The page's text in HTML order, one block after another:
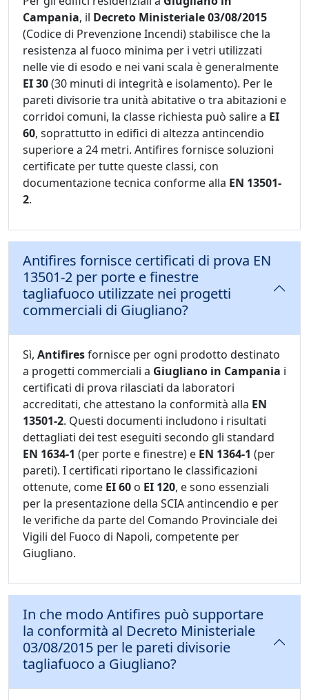
Campania, il Decreto Ministeriale 03/08/2015
(Codice di Prevenzione Incendi) stabilisce che la
resistenza al fuoco minima per i vetri utilizzati
nelle vie di esodo e nei vani scala è generalmente
EI 30(30 minuti di integrità e isolamento). Per le
pareti divisorie tra unità abitative o tra abitazioni e
corridoi comuni, la classe richiesta può salire a EI
60, soprattutto in edifici di altezza antincendio
superiore a 24 metri. Antifires fornisce soluzioni
certificate per tutte queste classi, con
documentazione tecnica conforme alla EN 13501-
2.
Antifires fornisce certificati di prova EN
13501-2 per porte e finestre
tagliafuoco utilizzate nei progetti
commerciali di Giugliano?
Sì, Antifiresfornisce per ogni prodotto destinato
a progetti commerciali a Giugliano in Campania i
certificati di prova rilasciati da laboratori
accreditati, che attestano la conformità alla EN
13501-2. Questi documenti includono i risultati
dettagliati dei test eseguiti secondo gli standard
EN 1634-1 (per porte e finestre) e EN 1364-1 (per
pareti). I certificati riportano le classificazioni
ottenute, come EI 60 o EI 120, e sono essenziali
per la presentazione della SCIA antincendio e per
le verifiche da parte del Comando Provinciale dei
Vigili del Fuoco di Napoli, competente per
Giugliano.
In che modo Antifires può supportare
la conformità al Decreto Ministeriale
03/08/2015 per le pareti divisorie
tagliafuoco a Giugliano?